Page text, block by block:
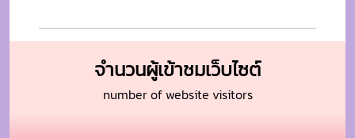
จำนวนผู้เข้าชมเว็บไซต์
number of website visitors